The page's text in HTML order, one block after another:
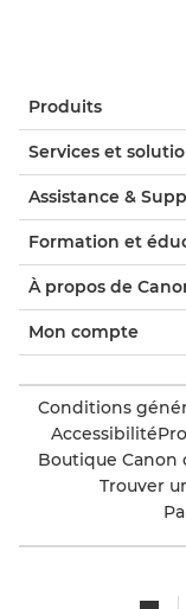
Produits
Services et
Assistance &
Formation et
À propos de
Mon compte
Conditions
Accessibilité
Boutique Canon
Trouver